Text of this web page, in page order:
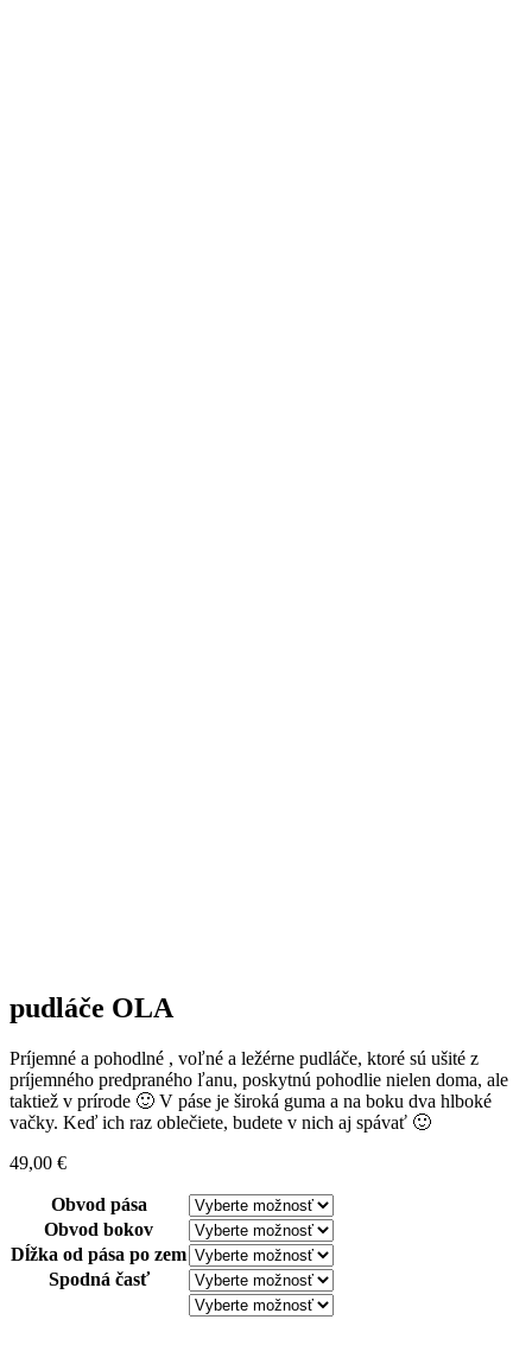
pudláče OLA
Príjemné a pohodlné , voľné a ležérne pudláče, ktoré sú ušité z
príjemného predpraného ľanu, poskytnú pohodlie nielen doma, ale
taktiež v prírode 🙂 V páse je široká guma a na boku dva hlboké
vačky. Keď ich raz oblečiete, budete v nich aj spávať 🙂
49,00 €
Obvod pása
Obvod bokov
Dĺžka od pása po zem
Spodná časť